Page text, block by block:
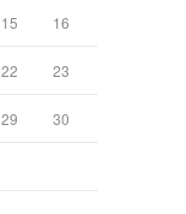
15 16
22 23
29 30